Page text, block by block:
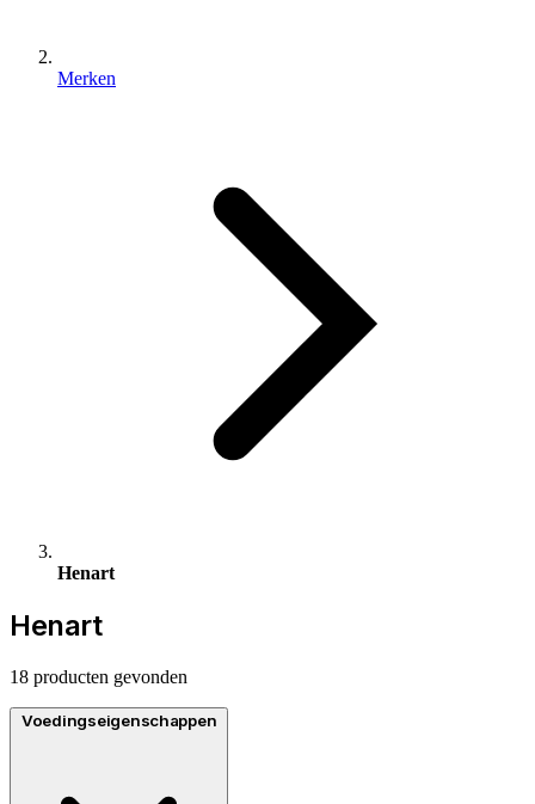
Merken
Henart
Henart
18 producten gevonden
Voedingseigenschappen